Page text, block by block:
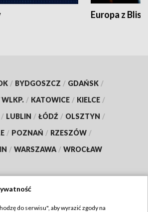
Europa z
/ BYDGOSZCZ / GDAŃSK /
/ KATOWICE / KIELCE /
/ LUBLIN / ŁÓDŹ / OLSZTYN /
/ POZNAŃ / RZESZÓW /
/ WARSZAWA / WROCŁAW
do serwisu", aby wyrazić zgody na